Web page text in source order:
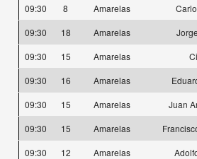
09:30
8 Amarelas
09:30
18 Amarelas
09:30
15 Amarelas
09:30
16 Amarelas
09:30
15 Amarelas
Juan
09:30
15 Amarelas
09:30
12 Amarelas